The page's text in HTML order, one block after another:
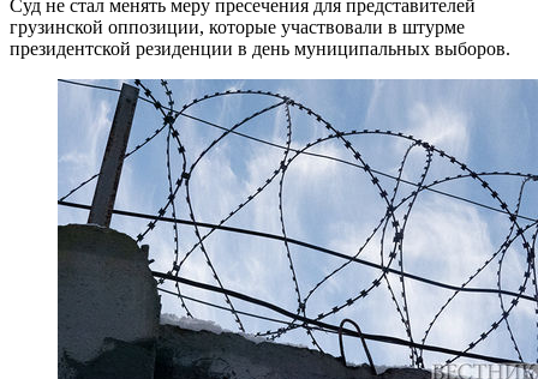
Суд не стал менять меру пресечения для представителей
грузинской оппозиции, которые участвовали в штурме
президентской резиденции в день муниципальных выборов.